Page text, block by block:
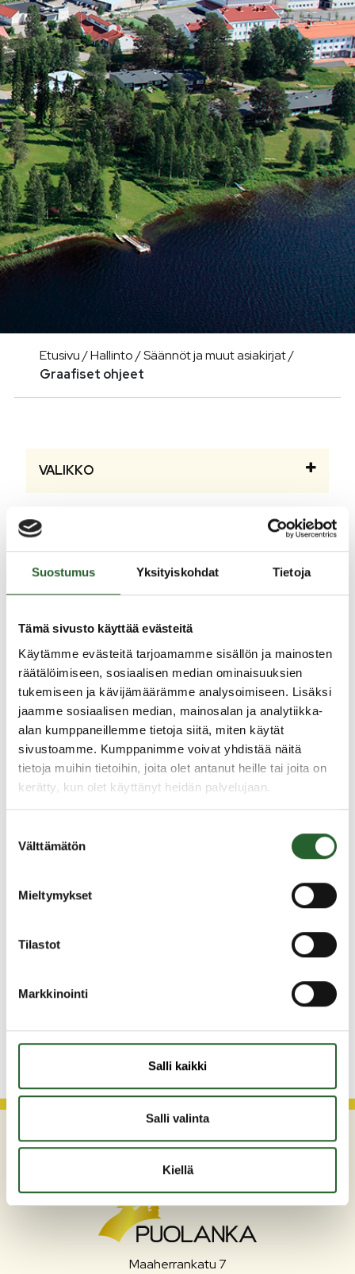
Suostumus Yksityiskohdat Tietoja
Tämä sivusto käyttää evästeitä
Käytämme evästeitä tarjoamamme sisällön ja mainosten
räätälöimiseen, sosiaalisen median ominaisuuksien
tukemiseen ja kävijämäärämme analysoimiseen. Lisäksi
jaamme sosiaalisen median, mainosalan ja analytiikka-
alan kumppaneillemme tietoja siitä, miten käytät
sivustoamme. Kumppanimme voivat yhdistää näitä
tietoja muihin tietoihin, joita olet antanut heille tai joita on
kerätty, kun olet käyttänyt heidän palvelujaan.
valinta
Välttämätön
Mieltymykset
Tilastot
Markkinointi
Salli kaikki
Salli valinta
Kiellä
Etusivu/Hallinto/Säännöt ja muut asiakirjat/
Graafiset ohjeet
VALIKKO
Graafiset ohjeet
Graafisen ohjeistuksen tarkoituksena on helpottaa
sille yhtenäinen visuaalinen ilme. Graafisen
ohjeistuksen ohella apuna viestinnässä on kunnan
markkinointi- ja viestintäsuunnitelma.
Puolangan kunnan graafinen ohjeistus(PDF)
Oppaat ja julkaisut
Puolangan kunnan graafiset ohjeet (pdf)
+358447200244
Maaherrankatu 7